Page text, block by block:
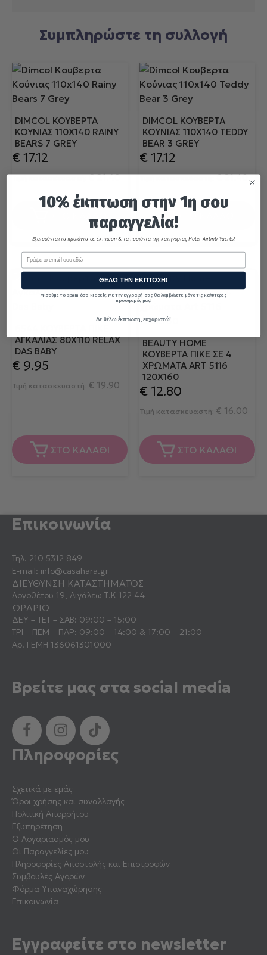
Συμπληρώστε τη συλλογή
DIMCOL ΚΟΥΒΕΡΤΑ
ΚΟΎΝΙΑΣ 110X140 RAINY
BEARS 7 GREY
€ 17.12
€21.40
ΣΤΟ ΚΑΛΑΘΙ
DIMCOL ΚΟΥΒΕΡΤΑ
ΚΟΎΝΙΑΣ 110X140 TEDDY
BEAR 3 GREY
€17.12
€21.40
ΣΤΟ ΚΑΛΑΘΙ
ΑΓΚΑΛΙΆΣ 80X110 RELAX
DAS BABY
€ 9.95
Τιμή κατασκευαστή: € 19.90
ΣΤΟ ΚΑΛΑΘΙ
BEAUTY HOME
ΚΟΥΒΈΡΤΑ ΠΙΚΈ ΣΕ 4
ΧΡΏΜΑΤΑ ART 5116
120X160
€12.80
Τιμή κατασκευαστή: € 16.00
ΣΤΟ ΚΑΛΑΘΙ
Επικοινωνία
Τηλ. 210 5312 849
E-mail: info@casahara.gr
ΔΙΕΥΘΥΝΣΗ ΚΑΤΑΣΤΗΜΑΤΟΣ
Λογοθέτου 19, Αιγάλεω Τ.Κ 122 44
ΩΡΑΡΙΟ
ΔΕΥ – ΤΕΤ – ΣΑΒ: 09:00 – 15:00
ΤΡΙ – ΠΕΜ – ΠΑΡ: 09:00 – 14:00 & 17:00 – 21:00
Αρ. ΓΕΜΗ 136061301000
Βρείτε μας στα social media
Πληροφορίες
Σχετικά με εμάς
Όροι χρήσης και συναλλαγής
Πολιτική Απορρήτου
Εξυπηρέτηση
Ο Λογαριασμός μου
Οι Παραγγελίες μου
Πληροφορίες Αποστολής και Επιστροφών
Συμβουλές Αγορών
Φόρμα Υπαναχώρησης
Επικοινωνία
Εγγραφείτε στο newsletter
10% έκπτωση στην 1η σου
παραγγελία!
Εξαιρούνται τα προϊόντα σε έκπτωση & τα προϊόντα της κατηγορίας Hotel-Airbnb-Yachts!
Email
ΘΕΛΩ ΤΗΝ ΕΚΠΤΩΣΗ!
Μισούμε το spam όσο κι εσείς! Με την εγγραφή σας θα λαμβάνετε μόνο τις καλύτερες
προσφορές μας!
Δε θέλω έκπτωση, ευχαριστώ!